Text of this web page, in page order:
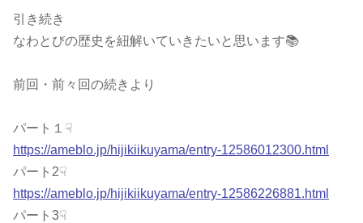
引き続き
なわとびの歴史を紐解いていきたいと思います📚
前回・前々回の続きより
パート１☟
https://ameblo.jp/hijikiikuyama/entry-12586012300.html
パート2☟
https://ameblo.jp/hijikiikuyama/entry-12586226881.html
パート3☟